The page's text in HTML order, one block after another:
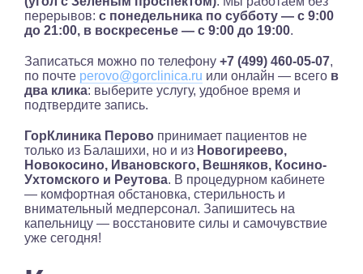
перерывов: с понедельника по субботу — с 9:00
до 21:00, в воскресенье — с 9:00 до 19:00.
Записаться можно по телефону +7 (499) 460-05-07,
по почте perovo@gorclinica.ru или онлайн — всего в
два клика: выберите услугу, удобное время и
подтвердите запись.
ГорКлиника Перово принимает пациентов не
только из Балашихи, но и из Новогиреево,
Новокосино, Ивановского, Вешняков, Косино-
Ухтомского и Реутова. В процедурном кабинете
— комфортная обстановка, стерильность и
внимательный медперсонал. Запишитесь на
капельницу — восстановите силы и самочувствие
уже сегодня!